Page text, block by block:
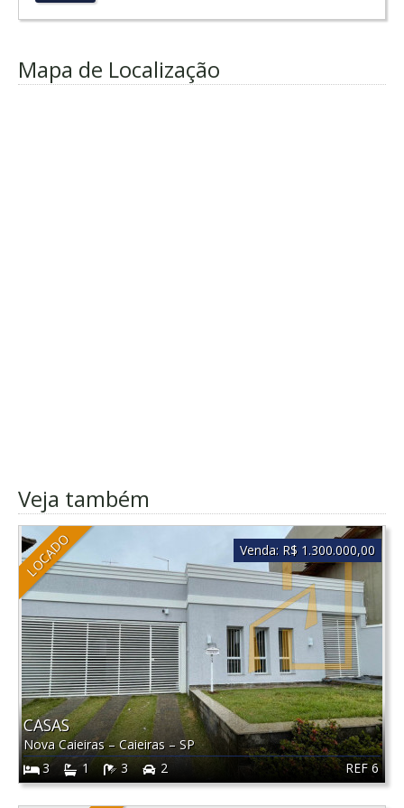
Mapa de Localização
Veja também
LOCADO
REF 6
CASAS
Nova Caieiras–Caieiras –SP
3
1 3 2
Venda: R$ 1.300.000,00